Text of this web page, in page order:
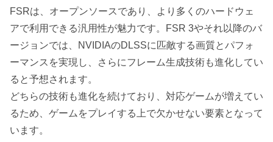
FSRは、オープンソースであり、より多くのハードウェ
アで利用できる汎用性が魅力です。FSR 3やそれ以降のバ
ージョンでは、NVIDIAのDLSSに匹敵する画質とパフォ
ーマンスを実現し、さらにフレーム生成技術も進化してい
ると予想されます。
どちらの技術も進化を続けており、対応ゲームが増えてい
るため、ゲームをプレイする上で欠かせない要素となって
います。